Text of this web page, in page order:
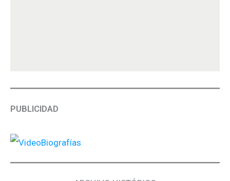
PUBLICIDAD